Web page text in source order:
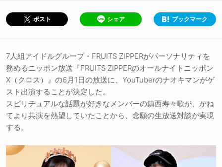
ポスト シェア ブックマーク
7人組アイドルグループ・FRUITS ZIPPERがパーソナリティを
務めるニッポン放送『FRUITS ZIPPERのオールナイトニッポン
X（クロス）』の6月1日の放送に、YouTuberのナオキマンがゲ
スト出演することが決定した。
スピリチュアルな話題が好きなメンバーの鎮西寿々歌が、かね
てより共演を熱望していたことから、念願の生放送対談が実現
する。